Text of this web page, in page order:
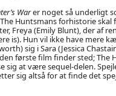
Warer noget så underligt
Huntsmans forhistorie skal
Freya (Emily Blunt), der af
is). Hun vil ikke have mere
sig i Sara (Jessica
første film finder sted; The
sig at være sequel-delen.
sig altså for at finde det